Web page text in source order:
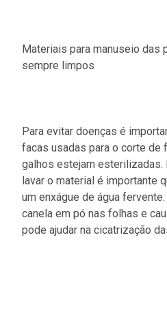
Materiais para manuseio das
sempre limpos
Para evitar doenças é
facas usadas para o corte de
galhos estejam esterilizadas.
lavar o material é importante
um enxágue de água
canela em pó nas folhas e
pode ajudar na cicatrização